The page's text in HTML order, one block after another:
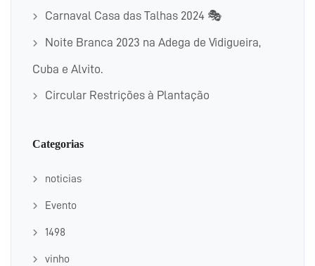
Carnaval Casa das Talhas 2024 🎭
Noite Branca 2023 na Adega de Vidigueira,
Cuba e Alvito.
Circular Restrições à Plantação
Categorias
noticias
Evento
1498
vinho